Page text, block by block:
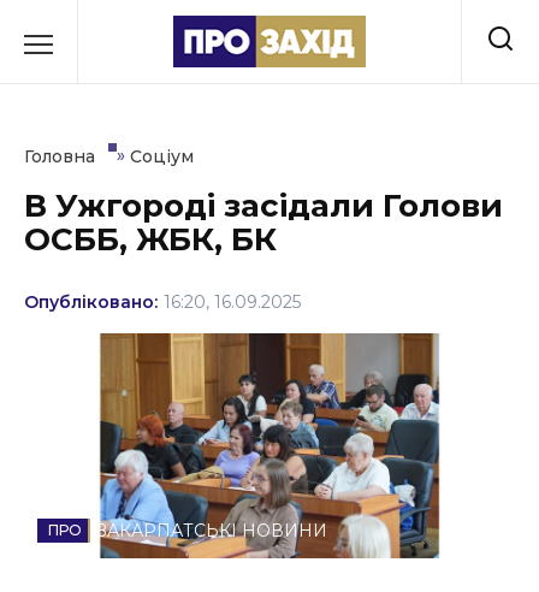
до
Культура
Освіта
Події
Політика
Соціум
Спорт
Стиль життя
Головна » Соціум
В Ужгороді засідали Голови
ОСББ, ЖБК, БК
Опубліковано: 16:20, 16.09.2025
ЗАКАРПАТСЬКІ НОВИНИ